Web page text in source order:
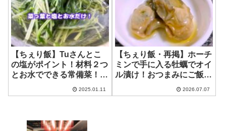
【ちぇり飯】Tuさんとこ
の塩がポイント！材料２つ
とお水でできる常備菜！ ~
2025.01.11
【ちぇり飯・再掲】ホーチ
ミンで手に入る牡蠣でオイ
ル漬け！おつまみにご飯の
2026.07.07